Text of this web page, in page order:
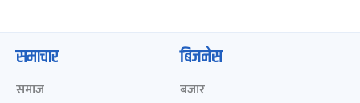
समाचार
समाज
बिजनेस
बजार